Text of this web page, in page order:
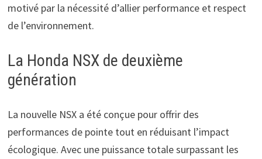
motivé par la nécessité d’allier performance et respect
de l’environnement.
La Honda NSX de deuxième
génération
La nouvelle NSX a été conçue pour offrir des
performances de pointe tout en réduisant l’impact
écologique. Avec une puissance totale surpassant les